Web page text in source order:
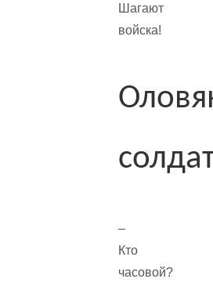
Шагают
войска!
–
Кто
часовой?